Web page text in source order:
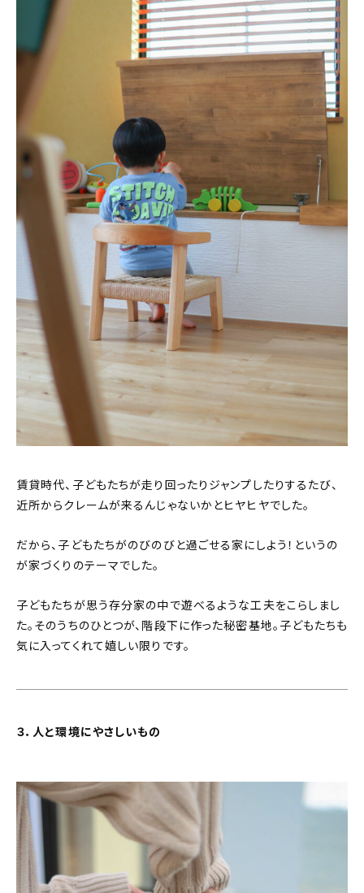
賃貸時代、子どもたちが走り回ったりジャンプしたりするたび、
近所からクレームが来るんじゃないかとヒヤヒヤでした。
だから、子どもたちがのびのびと過ごせる家にしよう！というの
が家づくりのテーマでした。
子どもたちが思う存分家の中で遊べるような工夫をこらしまし
た。そのうちのひとつが、階段下に作った秘密基地。子どもたちも
気に入ってくれて嬉しい限りです。
３．人と環境にやさしいもの